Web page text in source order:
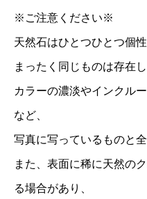
※ご注意ください※
天然石はひとつひとつ個
まったく同じものは存在し
カラーの濃淡やインクル
など、
写真に写っているものと
また、表面に稀に天然の
る場合があり、